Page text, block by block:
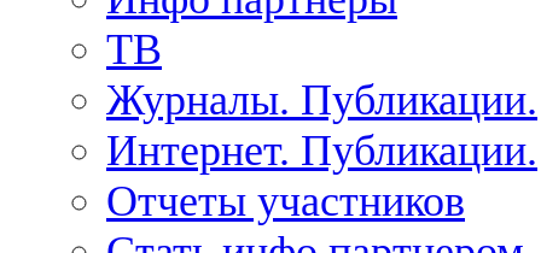
ТВ
Журналы. Публикации.
Интернет. Публикации.
Отчеты участников